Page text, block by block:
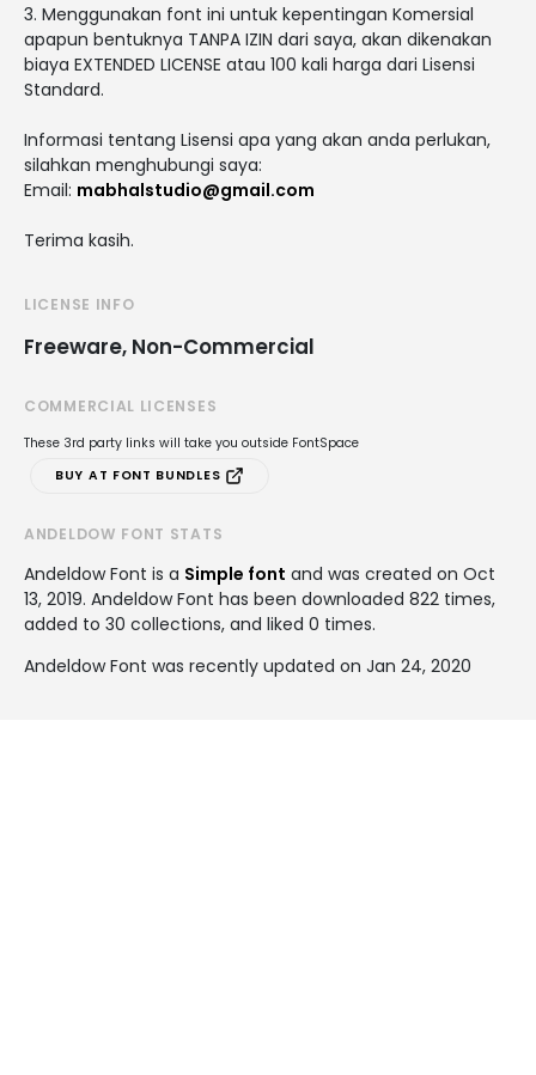
3. Menggunakan font ini untuk kepentingan Komersial
apapun bentuknya TANPA IZIN dari saya, akan dikenakan
biaya EXTENDED LICENSE atau 100 kali harga dari Lisensi
Standard.
Informasi tentang Lisensi apa yang akan anda perlukan,
silahkan menghubungi saya:
Email: mabhalstudio@gmail.com
Terima kasih.
LICENSE INFO
Freeware, Non-Commercial
COMMERCIAL LICENSES
These 3rd party links will take you outside FontSpace
BUY AT FONT BUNDLES
ANDELDOW FONT STATS
Andeldow Font is a Simple font and was created on Oct
13, 2019. Andeldow Font has been downloaded 822 times,
added to 30 collections, and liked 0 times.
Andeldow Font was recently updated on Jan 24, 2020